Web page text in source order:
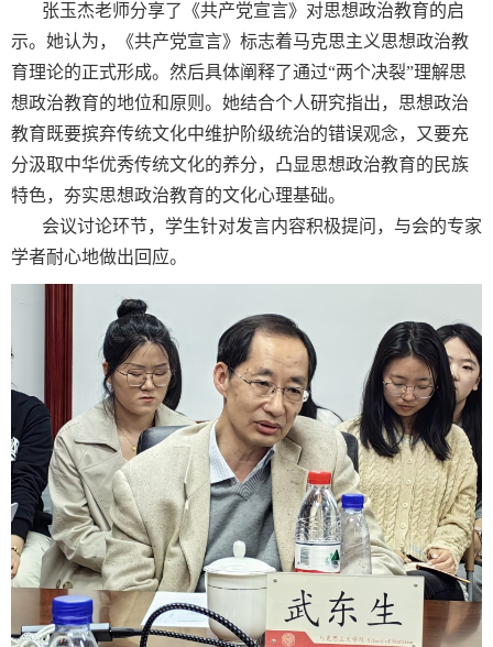
张玉杰老师分享了《共产党宣言》对思想政治教育的启
示。她认为，《共产党宣言》标志着马克思主义思想政治教
育理论的正式形成。然后具体阐释了通过“两个决裂”理解思
想政治教育的地位和原则。她结合个人研究指出，思想政治
教育既要摈弃传统文化中维护阶级统治的错误观念，又要充
分汲取中华优秀传统文化的养分，凸显思想政治教育的民族
特色，夯实思想政治教育的文化心理基础。
会议讨论环节，学生针对发言内容积极提问，与会的专家
学者耐心地做出回应。